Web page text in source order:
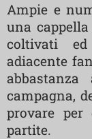
Ampie e
una
coltivati
adiacente
campagna,
provare
partite.